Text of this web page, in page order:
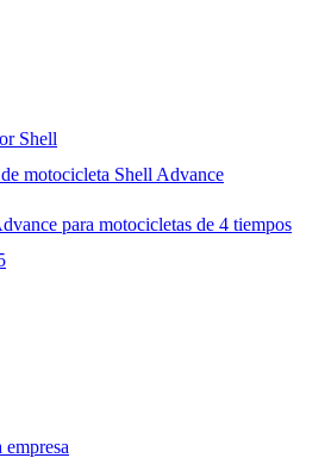
Shell
motocicleta Shell Advance
para motocicletas de 4 tiempos